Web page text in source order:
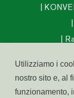
Utilizziamo i
nostro sito e, al
funzionamento,